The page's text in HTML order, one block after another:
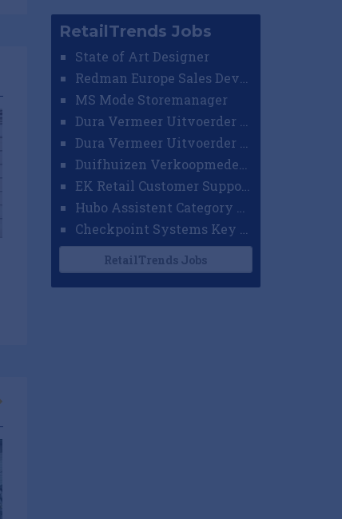
RetailTrends Jobs
State of Art Designer
MS Mode Storemanager
EK Retail Customer Support Omnichannel
RetailTrends Jobs